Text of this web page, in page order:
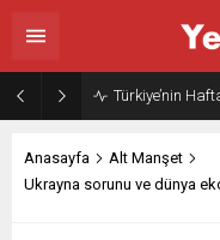
Gazze’nin
Anasayfa
Alt Manşet
Ukrayna sorunu ve dünya